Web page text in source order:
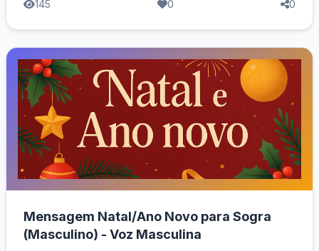
145 0 0
Mensagem Natal/Ano Novo para Sogra
(Masculino) - Voz Masculina